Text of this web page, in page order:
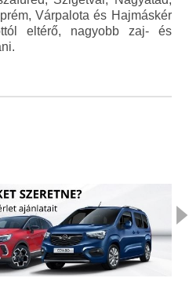
Várpalota és Hajmáskér
eltérő, nagyobb zaj- és